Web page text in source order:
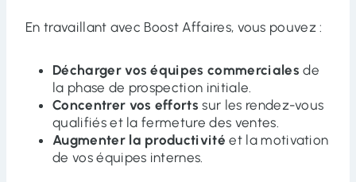
En travaillant avec Boost Affaires, vous pouvez :
Décharger vos équipes commerciales de
la phase de prospection initiale.
Concentrer vos efforts sur les rendez-vous
qualifiés et la fermeture des ventes.
Augmenter la productivité et la motivation
de vos équipes internes.